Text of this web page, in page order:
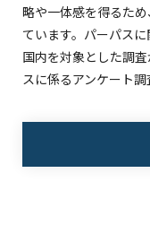
略や一体感を得るた
ています。パーパス
国内を対象とした調
スに係るアンケート